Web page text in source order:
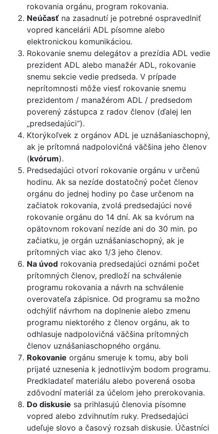
rokovania orgánu, program rokovania.
Neúčasť na zasadnutí je potrebné ospravedlniť
vopred kancelárii ADL písomne alebo
elektronickou komunikáciou.
Rokovanie snemu delegátov a prezídia ADL vedie
prezident ADL alebo manažér ADL, rokovanie
snemu sekcie vedie predseda. V prípade
neprítomnosti môže viesť rokovanie snemu
prezidentom / manažérom ADL / predsedom
poverený zástupca z radov členov (ďalej len
„predsedajúci“).
Ktorýkoľvek z orgánov ADL je uznášaniaschopný,
ak je prítomná nadpolovičná väčšina jeho členov
(kvórum).
Predsedajúci otvorí rokovanie orgánu v určenú
hodinu. Ak sa nezíde dostatočný počet členov
orgánu do jednej hodiny po čase určenom na
začiatok rokovania, zvolá predsedajúci nové
rokovanie orgánu do 14 dní. Ak sa kvórum na
opätovnom rokovaní nezíde ani do 30 min. po
začiatku, je orgán uznášaniaschopný, ak je
prítomných viac ako 1/3 jeho členov.
Na úvod rokovania predsedajúci oznámi počet
prítomných členov, predloží na schválenie
programu rokovania a návrh na schválenie
overovateľa zápisnice. Od programu sa možno
odchýliť návrhom na doplnenie alebo zmenu
programu niektorého z členov orgánu, ak to
odhlasuje nadpolovičná väčšina prítomných
členov uznášaniaschopného orgánu.
Rokovanie orgánu smeruje k tomu, aby boli
prijaté uznesenia k jednotlivým bodom programu.
Predkladateľ materiálu alebo poverená osoba
zdôvodní materiál za účelom jeho prerokovania.
Do diskusie sa prihlasujú členovia písomne
vopred alebo zdvihnutím ruky. Predsedajúci
udeľuje slovo a časový rozsah diskusie. Účastníci